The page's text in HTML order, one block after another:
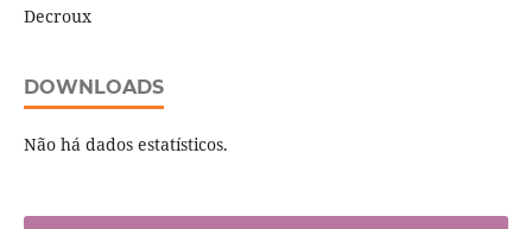
Decroux
DOWNLOADS
Não há dados estatísticos.